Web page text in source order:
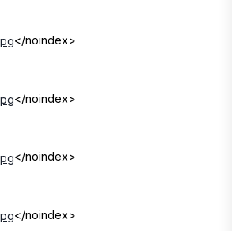
</noindex>
</noindex>
</noindex>
</noindex>